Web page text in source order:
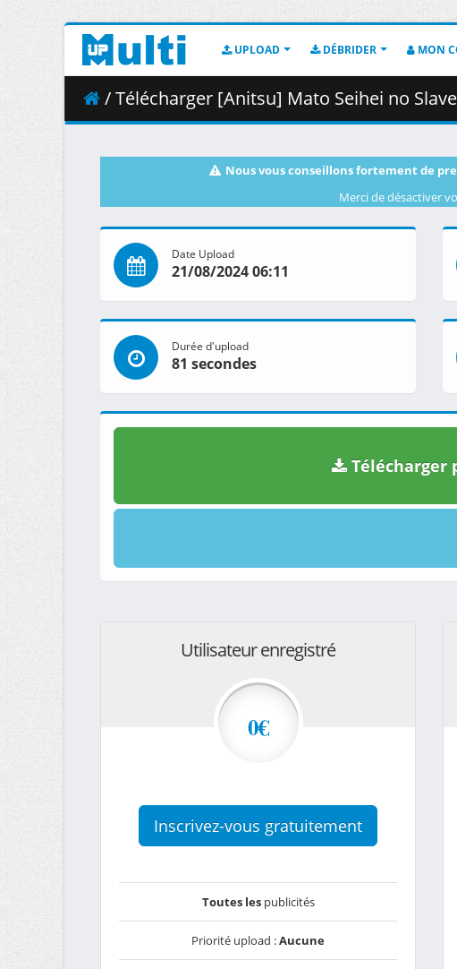
UPLOAD DÉBRIDER MON
/ Télécharger [Anitsu] Mato Seihei no Slave -
Nous vous conseillons fortement de
Merci de désactiver
Date Upload
21/08/2024 06:11
Durée d'upload
81 secondes
Télécharger
Utilisateur enregistré
0€
Inscrivez-vous gratuitement
Toutes lespublicités
Priorité upload :Aucune